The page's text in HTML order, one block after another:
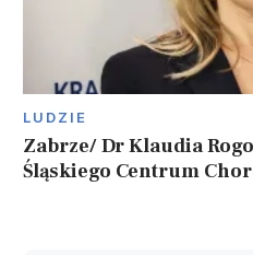
LUDZIE
Zabrze/ Dr Klaudia
Śląskiego Centrum